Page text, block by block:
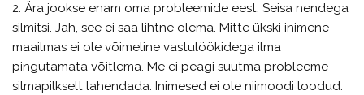
2. Ära jookse enam oma probleemide eest. Seisa nendega
silmitsi. Jah, see ei saa lihtne olema. Mitte ükski inimene
maailmas ei ole võimeline vastulöökidega ilma
pingutamata võitlema. Me ei peagi suutma probleeme
silmapilkselt lahendada. Inimesed ei ole niimoodi loodud.